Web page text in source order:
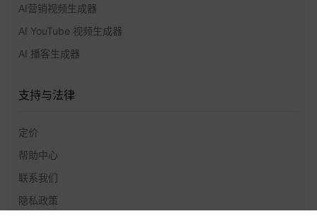
AI营销视频生成器
AI YouTube 视频生成器
AI 播客生成器
支持与法律
定价
帮助中心
联系我们
隐私政策